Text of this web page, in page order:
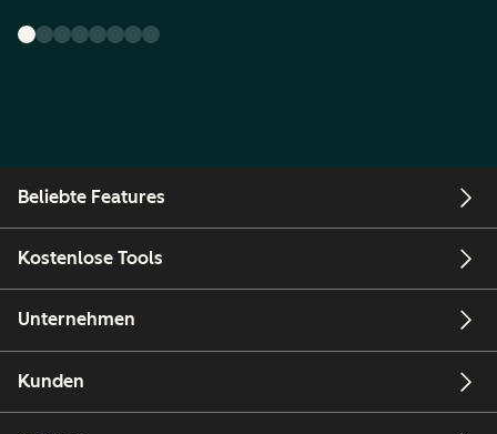
Beliebte Features
Kostenlose Tools
Unternehmen
Kunden